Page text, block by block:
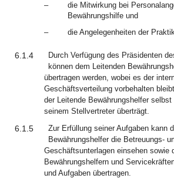
–
die Mitwirkung bei
Bewährungshilfe und
–
die Angelegenheiten der
6.1.4
Durch Verfügung des Präsidenten
können dem Leitenden
übertragen werden, wobei es der
Geschäftsverteilung vorbehalten
der Leitende Bewährungshelfer selbst
seinem Stellvertreter überträgt.
6.1.5
Zur Erfüllung seiner Aufgaben kann
Bewährungshelfer die Betreuungs-
Geschäftsunterlagen einsehen sowie
Bewährungshelfern und
und Aufgaben übertragen.